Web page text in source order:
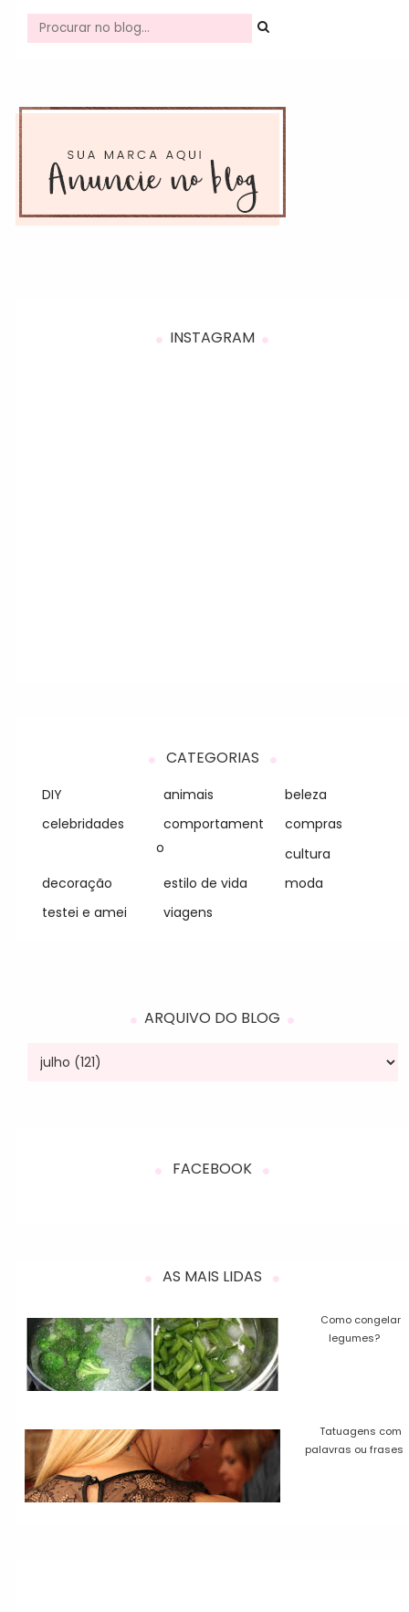
INSTAGRAM
CATEGORIAS
DIY animais
beleza
celebridades
comportament
o
compras
cultura
decoração
estilo de vida
moda
testei e amei
viagens
ARQUIVO DO BLOG
FACEBOOK
AS MAIS LIDAS
Como congelar
legumes?
Tatuagens com
palavras ou frases